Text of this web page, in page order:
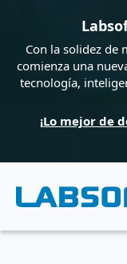
Con la solidez de
comienza una
tecnología,
¡Lo mejor de